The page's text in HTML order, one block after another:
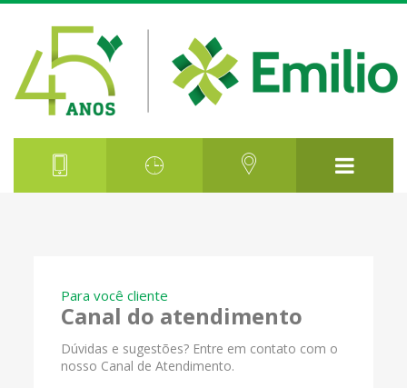
Para você cliente
Canal do atendimento
Dúvidas e sugestões? Entre em contato com o
nosso Canal de Atendimento.